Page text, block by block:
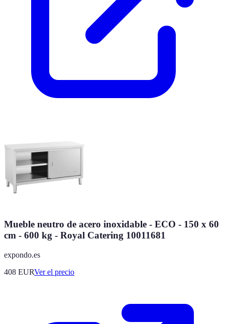
Mueble neutro de acero inoxidable - ECO - 150 x 60
cm - 600 kg - Royal Catering 10011681
expondo.es
408 EURVer el precio